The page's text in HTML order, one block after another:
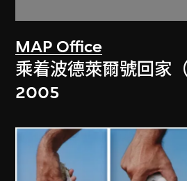
MAP Office
乘着波德萊爾號回家（
2005